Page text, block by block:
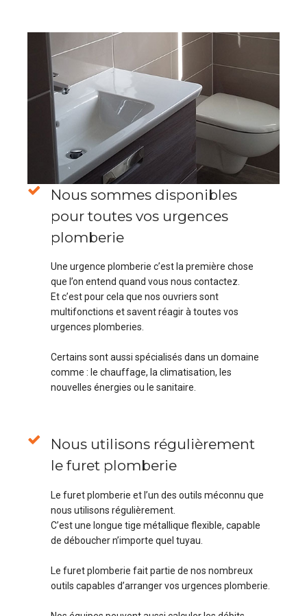
Nous sommes disponibles
pour toutes vos urgences
plomberie
Une urgence plomberie c’est la première chose
que l’on entend quand vous nous contactez.
Et c’est pour cela que nos ouvriers sont
multifonctions et savent réagir à toutes vos
urgences plomberies.
Certains sont aussi spécialisés dans un domaine
comme : le chauffage, la climatisation, les
nouvelles énergies ou le sanitaire.
Nous utilisons régulièrement
le furet plomberie
Le furet plomberie et l’un des outils méconnu que
nous utilisons régulièrement.
C’est une longue tige métallique flexible, capable
de déboucher n’importe quel tuyau.
Le furet plomberie fait partie de nos nombreux
outils capables d’arranger vos urgences plomberie.